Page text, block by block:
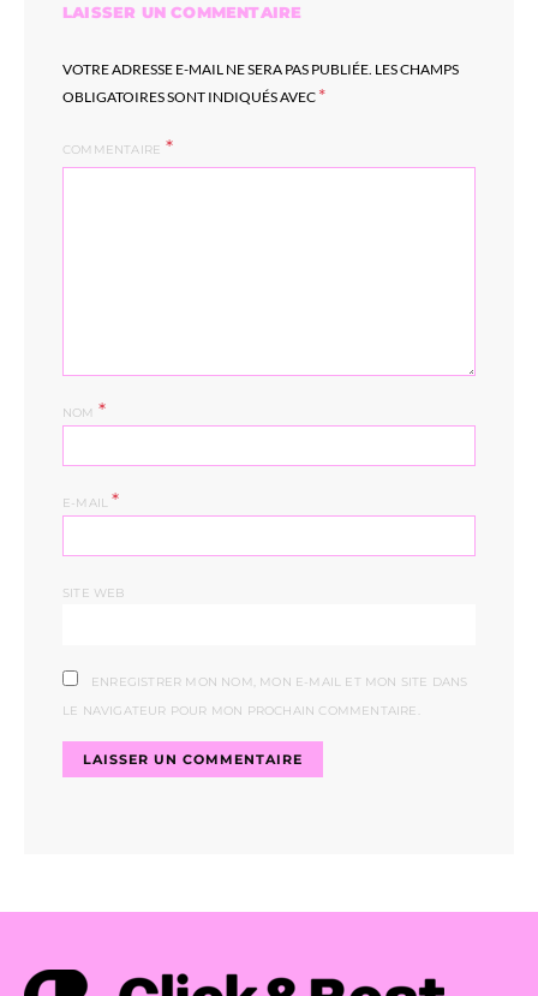
LAISSER UN COMMENTAIRE
VOTRE ADRESSE E-MAIL NE SERA PAS PUBLIÉE. LES CHAMPS
OBLIGATOIRES SONT INDIQUÉS AVEC *
COMMENTAIRE
NOM *
E-MAIL*
SITE WEB
ENREGISTRER MON NOM, MON E-MAIL ET MON SITE DANS
LE NAVIGATEUR POUR MON PROCHAIN COMMENTAIRE.